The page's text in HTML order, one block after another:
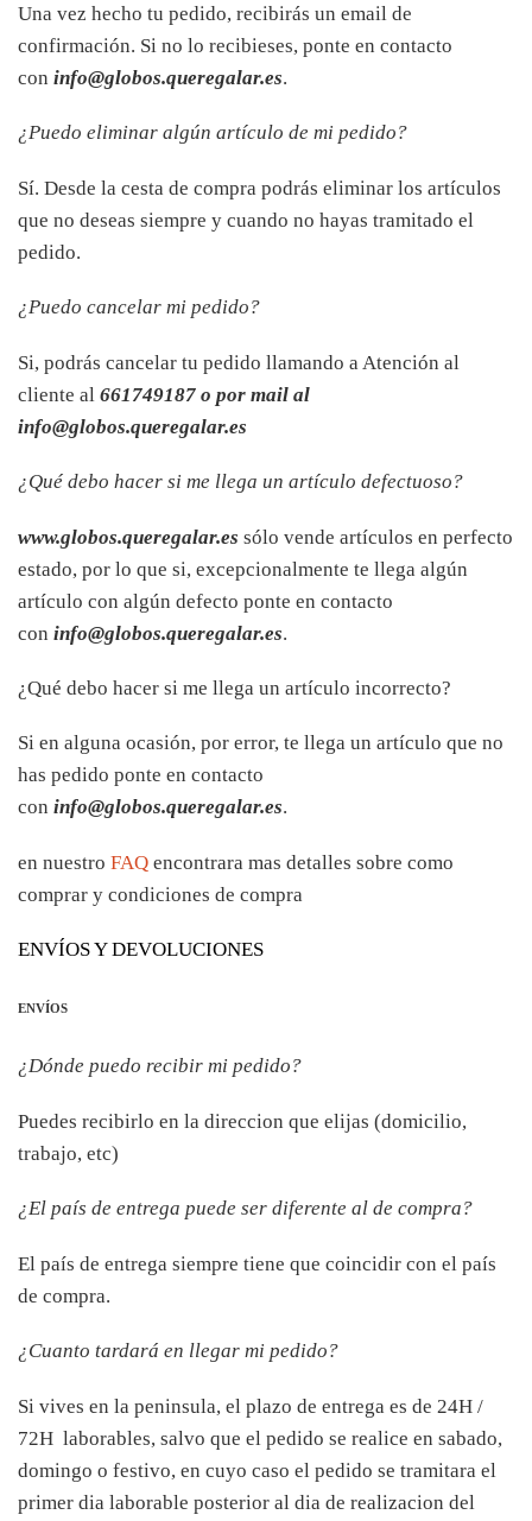
Una vez hecho tu pedido, recibirás un email de
confirmación. Si no lo recibieses, ponte en contacto
con info@globos.queregalar.es.
¿Puedo eliminar algún artículo de mi pedido?
Sí. Desde la cesta de compra podrás eliminar los artículos
que no deseas siempre y cuando no hayas tramitado el
pedido.
¿Puedo cancelar mi pedido?
Si, podrás cancelar tu pedido llamando a Atención al
cliente al 661749187 o por mail al
info@globos.queregalar.es
¿Qué debo hacer si me llega un artículo defectuoso?
www.globos.queregalar.es sólo vende artículos en perfecto
estado, por lo que si, excepcionalmente te llega algún
artículo con algún defecto ponte en contacto
con info@globos.queregalar.es.
¿Qué debo hacer si me llega un artículo incorrecto?
Si en alguna ocasión, por error, te llega un artículo que no
has pedido ponte en contacto
con info@globos.queregalar.es.
en nuestro FAQ encontrara mas detalles sobre como
comprar y condiciones de compra
ENVÍOS Y DEVOLUCIONES
ENVÍOS
¿Dónde puedo recibir mi pedido?
Puedes recibirlo en la direccion que elijas (domicilio,
trabajo, etc)
¿El país de entrega puede ser diferente al de compra?
El país de entrega siempre tiene que coincidir con el país
de compra.
¿Cuanto tardará en llegar mi pedido?
Si vives en la peninsula, el plazo de entrega es de 24H /
72H laborables, salvo que el pedido se realice en sabado,
domingo o festivo, en cuyo caso el pedido se tramitara el
primer dia laborable posterior al dia de realizacion del